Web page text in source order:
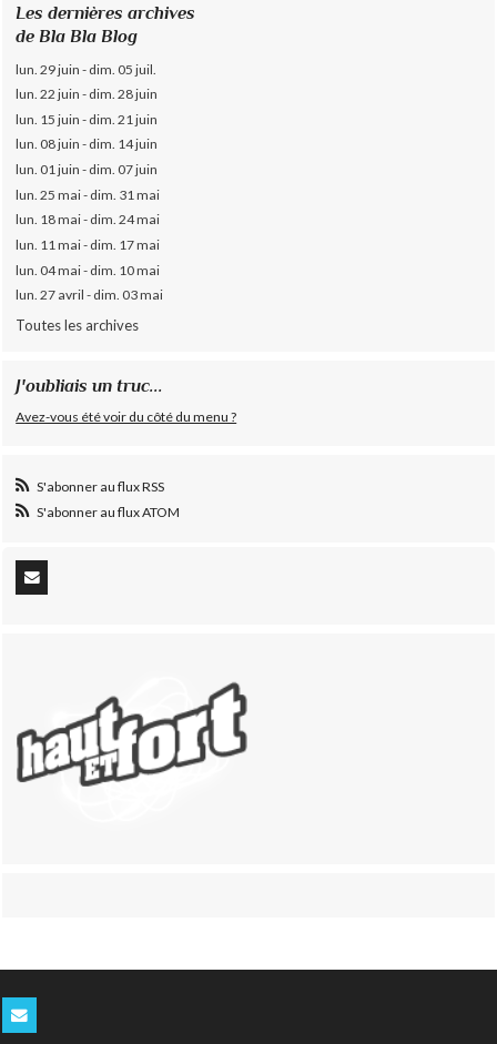
Les dernières archives
de Bla Bla Blog
lun. 29 juin - dim. 05 juil.
lun. 22 juin - dim. 28 juin
lun. 15 juin - dim. 21 juin
lun. 08 juin - dim. 14 juin
lun. 01 juin - dim. 07 juin
lun. 25 mai - dim. 31 mai
lun. 18 mai - dim. 24 mai
lun. 11 mai - dim. 17 mai
lun. 04 mai - dim. 10 mai
lun. 27 avril - dim. 03 mai
Toutes les archives
J'oubliais un truc...
Avez-vous été voir du côté du menu ?
S'abonner au flux RSS
S'abonner au flux ATOM